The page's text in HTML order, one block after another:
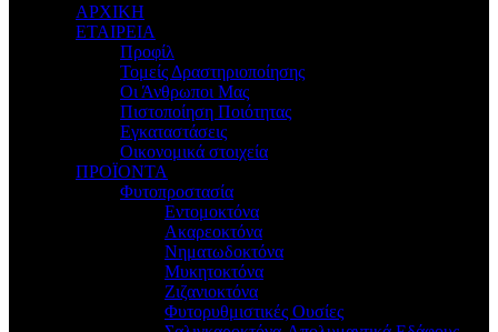
ΑΡΧΙΚΗ
ΕΤΑΙΡΕΙΑ
Προφίλ
Τομείς Δραστηριοποίησης
Οι Άνθρωποι Μας
Πιστοποίηση Ποιότητας
Εγκαταστάσεις
Οικονομικά στοιχεία
ΠΡΟΪΟΝΤΑ
Φυτοπροστασία
Εντομοκτόνα
Ακαρεοκτόνα
Νηματωδοκτόνα
Μυκητοκτόνα
Ζιζανιοκτόνα
Φυτορυθμιστικές Ουσίες